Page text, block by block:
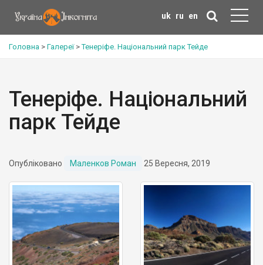
uk ru en
Головна > Галереї>Тенеріфе. Національний парк Тейде
Тенеріфе. Національний
парк Тейде
Опубліковано Маленков Роман 25 Вересня, 2019